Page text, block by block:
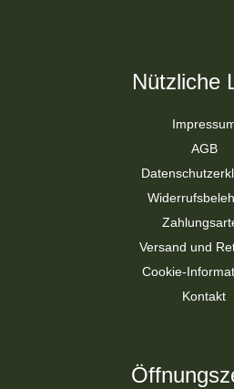
Nützliche
AGB
Versand und
Cookie-
Kontakt